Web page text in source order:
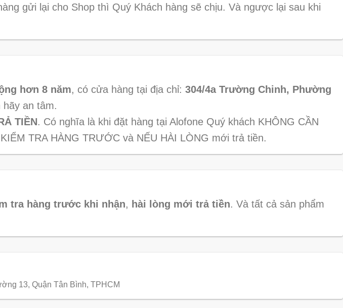
gửi lại cho Shop thì Quý Khách hàng sẽ chịu. Và ngược lại sau khi
hơn 8 năm, có cửa hàng tại địa chỉ: 304/4a Trường Chinh, Phường
hãy an tâm.
TIỀN. Có nghĩa là khi đặt hàng tại Alofone Quý khách KHÔNG CẦN
TRA HÀNG TRƯỚC và NẾU HÀI LÒNG mới trả tiền.
tra hàng trước khi nhận, hài lòng mới trả tiền. Và tất cả sản phẩm
13, Quận Tân Bình, TPHCM